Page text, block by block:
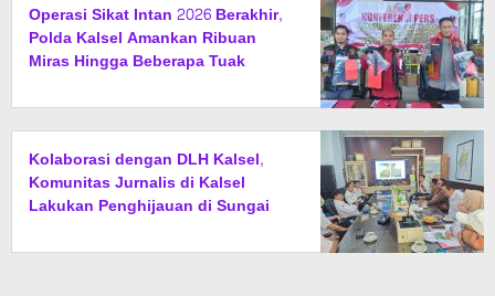
Operasi Sikat Intan 2026 Berakhir,
Polda Kalsel Amankan Ribuan
Miras Hingga Beberapa Tuak
Kolaborasi dengan DLH Kalsel,
Komunitas Jurnalis di Kalsel
Lakukan Penghijauan di Sungai